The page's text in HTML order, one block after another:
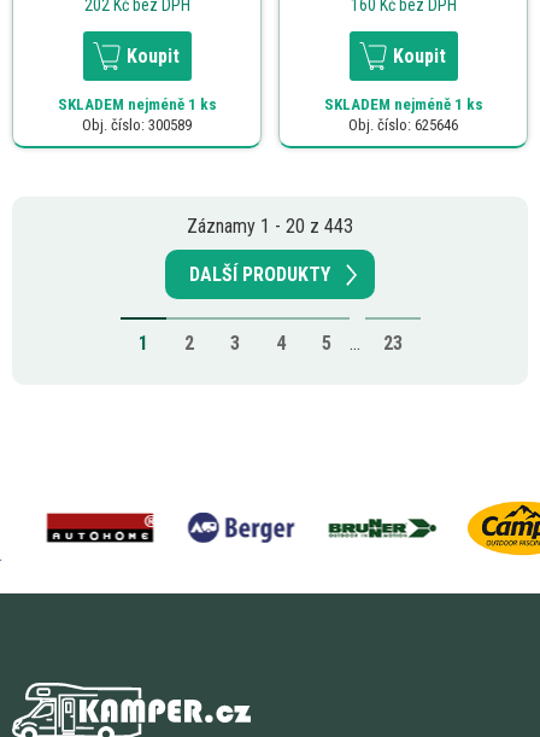
202 Kč bez DPH
Koupit
SKLADEM nejméně 1 ks
Obj. číslo: 300589
160 Kč bez DPH
Koupit
SKLADEM nejméně 1 ks
Obj. číslo: 625646
Záznamy 1 - 20 z 443
DALŠÍ PRODUKTY
1 2 3 4 5 ... 23